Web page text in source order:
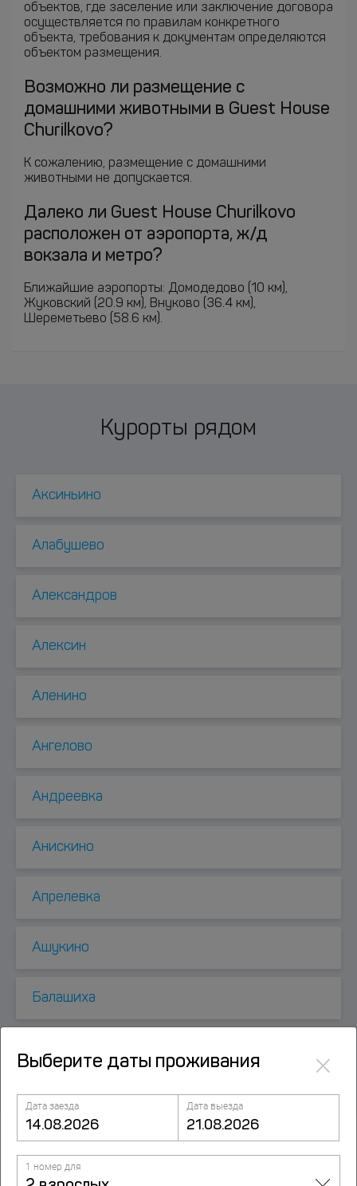
объектов, где заселение или заключение договора
осуществляется по правилам конкретного
объекта, требования к документам определяются
объектом размещения.
Возможно ли размещение с
домашними животными в Guest House
Churilkovo?
К сожалению, размещение с домашними
животными не допускается.
Далеко ли Guest House Churilkovo
расположен от аэропорта, ж/д
вокзала и метро?
Ближайшие аэропорты: Домодедово (10 км),
Жуковский (20.9 км), Внуково (36.4 км),
Шереметьево (58.6 км).
Курорты рядом
Аксиньино
Алабушево
Александров
Алексин
Аленино
Ангелово
Андреевка
Анискино
Апрелевка
Ашукино
Балашиха
Посмотрите также
Выберите даты проживания ×
Дата заезда Дата выезда
1 номер для